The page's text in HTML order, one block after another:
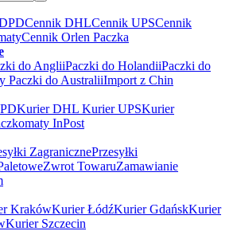
Cennik DHLCennik UPSCennik
Cennik Orlen Paczka
do AngliiPaczki do HolandiiPaczki do
Paczki do AustraliiImport z Chin
Kurier DHL Kurier UPSKurier
InPost
ZagranicznePrzesyłki
Zwrot TowaruZamawianie
KrakówKurier ŁódźKurier GdańskKurier
Kurier Szczecin